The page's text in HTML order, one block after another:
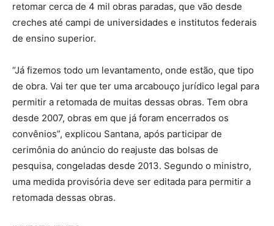
retomar cerca de 4 mil obras paradas, que vão desde
creches até campi de universidades e institutos federais
de ensino superior.
“Já fizemos todo um levantamento, onde estão, que tipo
de obra. Vai ter que ter uma arcabouço jurídico legal para
permitir a retomada de muitas dessas obras. Tem obra
desde 2007, obras em que já foram encerrados os
convênios”, explicou Santana, após participar de
cerimônia do anúncio do reajuste das bolsas de
pesquisa, congeladas desde 2013. Segundo o ministro,
uma medida provisória deve ser editada para permitir a
retomada dessas obras.